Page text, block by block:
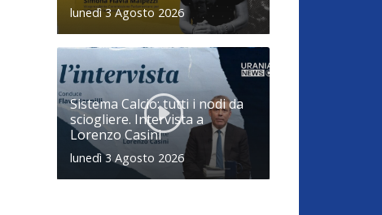
lunedì 3 Agosto 2026
Sistema Calcio: tutti i nodi da
sciogliere. Intervista a
Lorenzo Casini
lunedì 3 Agosto 2026